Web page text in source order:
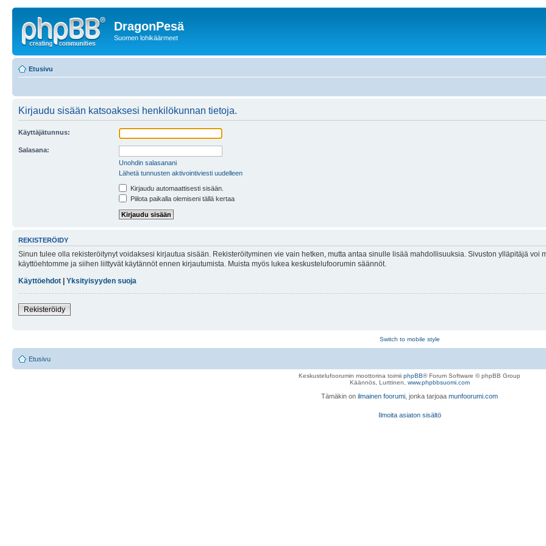
DragonPesä
Suomen lohikäärmeet
Etusivu
Kirjaudu sisään katsoaksesi henkilökunnan tietoja.
Käyttäjätunnus:
Salasana:
Unohdin salasanani
Lähetä tunnusten aktivointiviesti uudelleen
Kirjaudu automaattisesti sisään.
Piilota paikalla olemiseni tällä kertaa
REKISTERÖIDY
Sinun tulee olla rekisteröitynyt voidaksesi kirjautua sisään. Rekisteröityminen vie vain hetken, mutta antaa sinulle lisää mahdollisuuksia. Sivuston ylläpitäjä
käyttöehtomme ja siihen liittyvät käytännöt ennen kirjautumista. Muista myös lukea keskustelufoorumin säännöt.
Käyttöehdot
Yksityisyyden suoja
Rekisteröidy
Switch to mobile style
Etusivu
Keskustelufoorumin moottorina toimii phpBB® Forum Software © phpBB Group
Käännös, Lurttinen, www.phpbbsuomi.com
Tämäkin on ilmainen foorumi , jonka tarjoaa munfoorumi.com
Ilmoita asiaton sisältö